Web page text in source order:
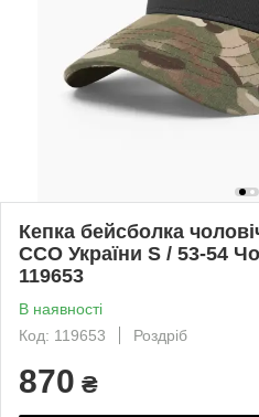
Кепка бейсболка
ССО України S / 53-54
119653
В наявності
Код: 119653
Роздріб
870 ₴